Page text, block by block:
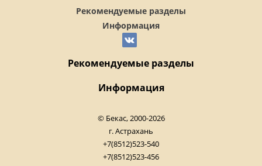
Рекомендуемые разделы
Информация
Рекомендуемые разделы
Информация
© Бекас, 2000-2026
г. Астрахань
+7(8512)523-540
+7(8512)523-456